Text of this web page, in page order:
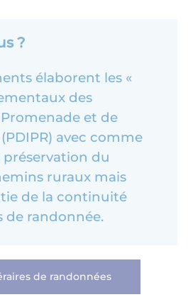
?
élaborent les «
des
et de
avec comme
du
ruraux mais
de la continuité
de randonnée.
de randonnées